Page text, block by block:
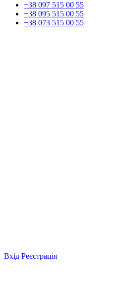
+38 097 515 00 55
+38 095 515 00 55
+38 073 515 00 55
Вхід Реєстрація